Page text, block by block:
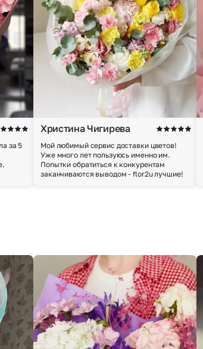
доставки
за 5
Христина Чигирева
Мой любимый сервис доставки цветов!
Уже много лет пользуюсь именно им.
Попытки обратиться к конкурентам
заканчиваются выводом - flor2u лучшие!